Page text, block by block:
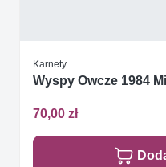
Karnety
Wyspy Owcze 1984
70,00 zł